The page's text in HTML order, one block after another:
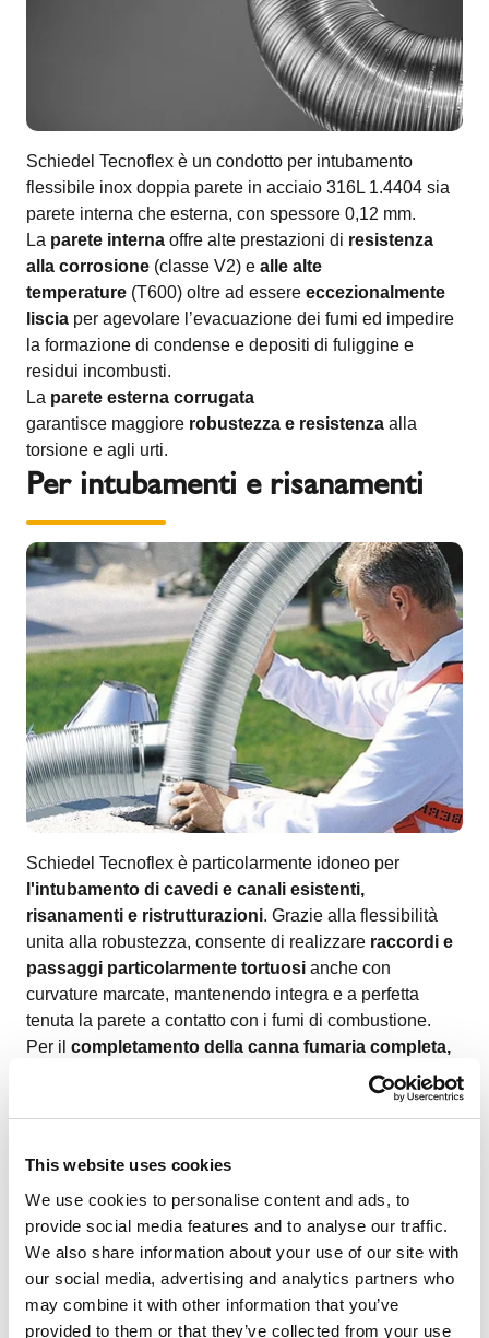
This website uses cookies
We use cookies to personalise content and ads, to
provide social media features and to analyse our traffic.
We also share information about your use of our site with
our social media, advertising and analytics partners who
may combine it with other information that you’ve
provided to them or that they’ve collected from your use
Schiedel Tecnoflex è un condotto per intubamento
flessibile inox doppia parete in acciaio 316L 1.4404 sia
parete interna che esterna, con spessore 0,12 mm.
La parete interna offre alte prestazioni di resistenza
alla corrosione (classe V2) e alle alte
temperature (T600) oltre ad essere eccezionalmente
liscia per agevolare l’evacuazione dei fumi ed impedire
la formazione di condense e depositi di fuliggine e
residui incombusti.
La parete esterna corrugata
garantisce maggiore robustezza e resistenza alla
torsione e agli urti.
Per intubamenti e risanamenti
Schiedel Tecnoflex è particolarmente idoneo per
l'intubamento di cavedi e canali esistenti,
risanamenti e ristrutturazioni. Grazie alla flessibilità
unita alla robustezza, consente di realizzare raccordi e
passaggi particolarmente tortuosi anche con
curvature marcate, mantenendo integra e a perfetta
tenuta la parete a contatto con i fumi di combustione.
Per il completamento della canna fumaria completa,
compatibile con i
sistemi fumari in acciaio monoparete rigida come
Schiedel ME o Prima Plus,sia per i raccordi e gli
terminali.
Anche in condensazione